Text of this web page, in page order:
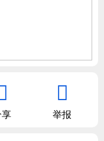
享

举报